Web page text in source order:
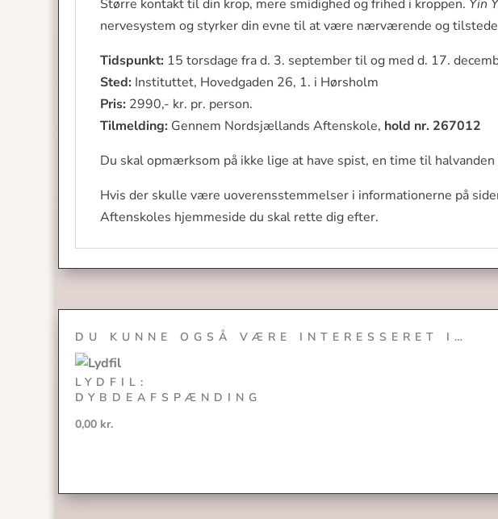
Større kontakt til din krop, mere smidighed og frihed i kroppen. Yin
nervesystem og styrker din evne til at være nærværende og
Tidspunkt: 15 torsdage fra d. 3. september til og med d. 17.
Sted: Instituttet, Hovedgaden 26, 1. i Hørsholm
Pris: 2990,- kr. pr. person.
Tilmelding: Gennem Nordsjællands Aftenskole, hold nr. 267012
Du skal opmærksom på ikke lige at have spist, en time til
Hvis der skulle være uoverensstemmelser i informationerne på
Aftenskoles hjemmeside du skal rette dig efter.
DU KUNNE OGSÅ VÆRE INTERESSERET I…
LYDFIL:
DYBDEAFSPÆNDING
0,00 kr.